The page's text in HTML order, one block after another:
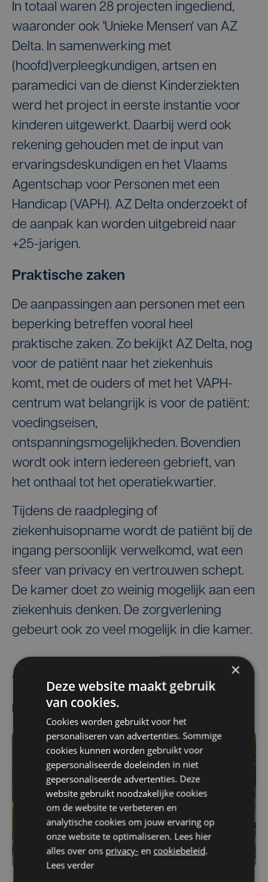
In totaal waren 28 projecten ingediend,
waaronder ook 'Unieke Mensen' van AZ
Delta. In samenwerking met
(hoofd)verpleegkundigen, artsen en
paramedici van de dienst Kinderziekten
werd het project in eerste instantie voor
kinderen uitgewerkt. Daarbij werd ook
rekening gehouden met de input van
ervaringsdeskundigen en het Vlaams
Agentschap voor Personen met een
Handicap (VAPH). AZ Delta onderzoekt of
de aanpak kan worden uitgebreid naar
+25-jarigen.
Praktische zaken
De aanpassingen aan personen met een
beperking betreffen vooral heel
praktische zaken. Zo bekijkt AZ Delta, nog
voor de patiënt naar het ziekenhuis
komt, met de ouders of met het VAPH-
centrum wat belangrijk is voor de patiënt:
voedingseisen,
ontspanningsmogelijkheden. Bovendien
wordt ook intern iedereen gebrieft, van
het onthaal tot het operatiekwartier.
Tijdens de raadpleging of
ziekenhuisopname wordt de patiënt bij de
ingang persoonlijk verwelkomd, wat een
sfeer van privacy en vertrouwen schept.
De kamer doet zo weinig mogelijk aan een
ziekenhuis denken. De zorgverlening
gebeurt ook zo veel mogelijk in die kamer.
Meest gelezen
×
Deze website maakt gebruik
van cookies.
Cookies worden gebruikt voor het
personaliseren van advertenties. Sommige
cookies kunnen worden gebruikt voor
gepersonaliseerde doeleinden in niet
gepersonaliseerde advertenties. Deze
website gebruikt noodzakelijke cookies
om de website te verbeteren en
analytische cookies om jouw ervaring op
onze website te optimaliseren. Lees hier
alles over ons privacy- en cookiebeleid.
Lees verder